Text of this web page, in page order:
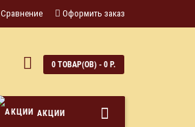
Сравнение Оформить заказ
0 ТОВАР(ОВ) - 0 Р.
АКЦИИ